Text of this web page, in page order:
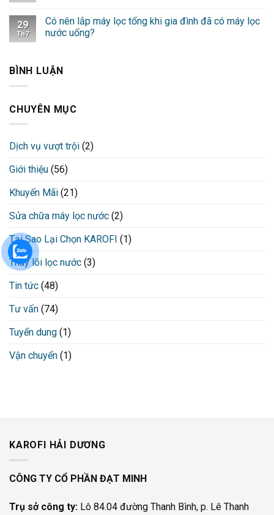
29
Th7
Có nên lắp máy lọc tổng khi gia đình đã có máy lọc
nước uống?
BÌNH LUẬN
CHUYÊN MỤC
Dịch vụ vượt trội (2)
Giới thiệu (56)
Khuyến Mãi (21)
Sửa chữa máy lọc nước (2)
Tại Sao Lại Chọn KAROFI (1)
Thay lõi lọc nước (3)
Tin tức (48)
Tư vấn (74)
Tuyển dung (1)
Vận chuyển (1)
KAROFI HẢI DƯƠNG
CÔNG TY CỔ PHẦN ĐẠT MINH
Trụ sở công ty: Lô 84.04 đường Thanh Bình, p. Lê Thanh